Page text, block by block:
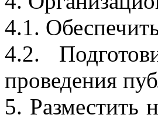
4.1.
4.2.
проведения
5. Разместить